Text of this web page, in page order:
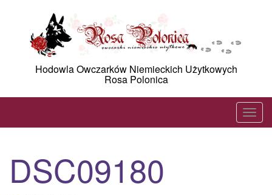
Hodowla Owczarków Niemieckich Użytkowych
Rosa Polonica
T
o
DSC09180